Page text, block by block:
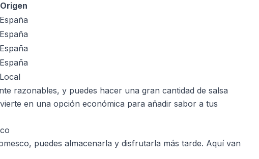
Origen
España
España
España
España
Local
razonables, y puedes hacer una gran cantidad de salsa
en una opción económica para añadir sabor a tus
puedes almacenarla y disfrutarla más tarde. Aquí van